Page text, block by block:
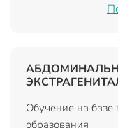
Обучение на
образования